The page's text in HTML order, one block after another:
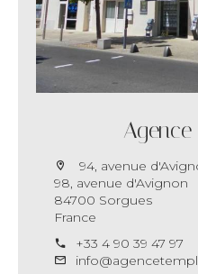
Agence
94, avenue
98, avenue d'Avignon
84700 Sorgues
France
+33 4 90 39 47 97